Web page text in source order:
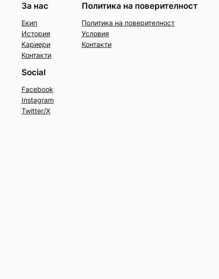
За нас
Екип
История
Кариери
Контакти
Политика на поверителност
Политика на поверителност
Условия
Контакти
Social
Facebook
Instagram
Twitter/X